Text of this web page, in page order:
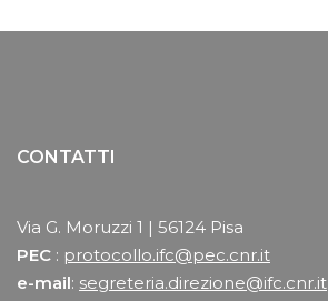
CONTATTI
Via G. Moruzzi 1 | 56124 Pisa
PEC : protocollo.ifc@pec.cnr.it
e-mail: segreteria.direzione@ifc.cnr.it